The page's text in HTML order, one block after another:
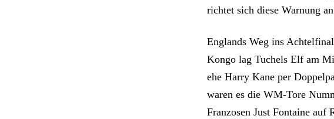
richtet sich diese Warnung
Englands Weg ins
Kongo lag Tuchels Elf am
ehe Harry Kane per
waren es die WM-Tore
Franzosen Just Fontaine auf